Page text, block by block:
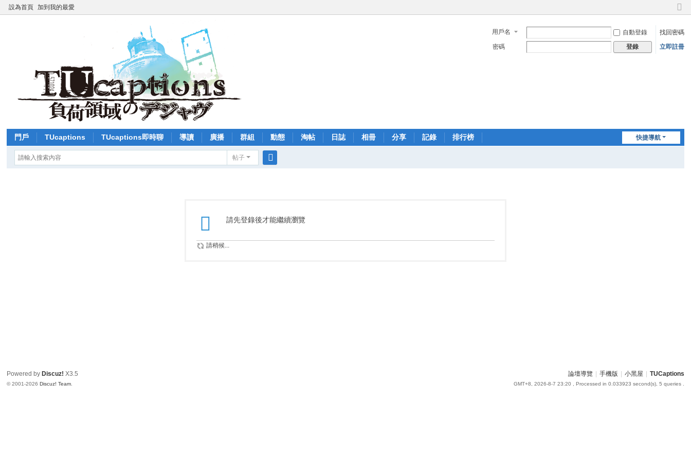
設為首頁 加到我的最愛
切
到
窄
用戶名 自動登錄
找回密碼
密碼
登錄 立即註冊
快捷導航
門戶 TUcaptions TUcaptions即時聊 導讀 廣播 群組 動態 淘帖 日誌 相冊 分享 記錄 排行榜
帖子
請先登錄後才能繼續瀏覽
請稍候...
論壇導覽 手機版 小黑屋 TUCaptions
GMT+8, 2026-8-7 23:20 , Processed in 0.033923 second(s), 5 queries .
Powered by Discuz! X3.5
© 2001-2026Discuz! Team